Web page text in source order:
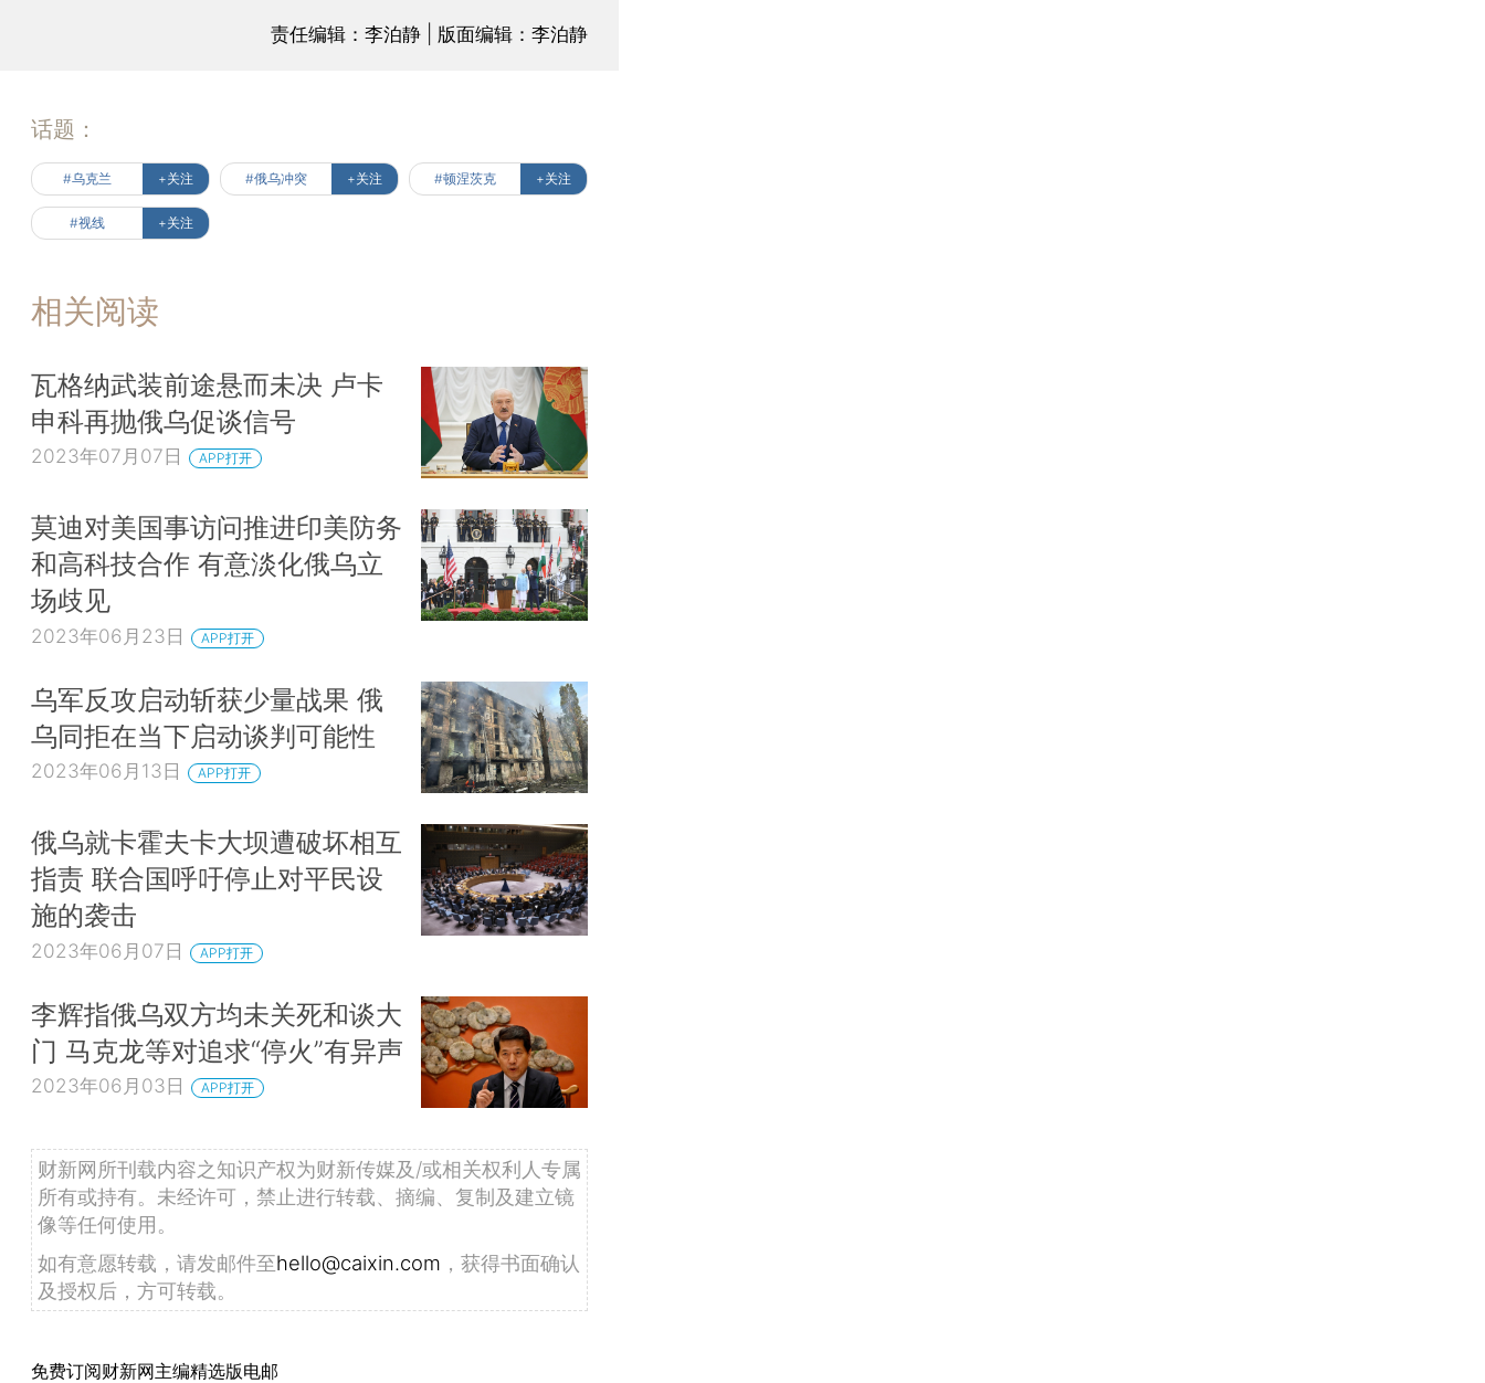
责任编辑：李泊静 | 版面编辑：李泊静
话题：
#乌克兰 +关注 #俄乌冲突 +关注 #顿涅茨克 +关注
#视线 +关注
相关阅读
瓦格纳武装前途悬而未决 卢卡
申科再抛俄乌促谈信号
2023年07月07日 APP打开
莫迪对美国事访问推进印美防务
和高科技合作 有意淡化俄乌立
场歧见
2023年06月23日 APP打开
乌军反攻启动斩获少量战果 俄
乌同拒在当下启动谈判可能性
2023年06月13日 APP打开
俄乌就卡霍夫卡大坝遭破坏相互
指责 联合国呼吁停止对平民设
施的袭击
2023年06月07日 APP打开
李辉指俄乌双方均未关死和谈大
门 马克龙等对追求“停火”有异声
2023年06月03日 APP打开
财新网所刊载内容之知识产权为财新传媒及/或相关权利人专属
所有或持有。未经许可，禁止进行转载、摘编、复制及建立镜
像等任何使用。
如有意愿转载，请发邮件至hello@caixin.com ，获得书面确认
及授权后，方可转载。
免费订阅财新网主编精选版电邮